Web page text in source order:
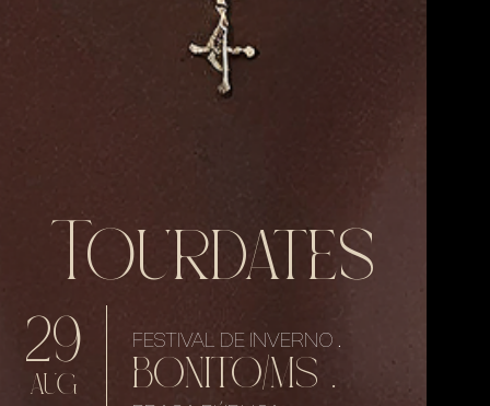
Tourdates
29
AUG
FESTIVAL DE INVERNO .
BONITO/MS .